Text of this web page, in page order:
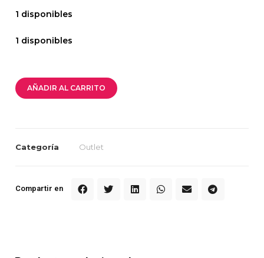
1 disponibles
1 disponibles
AÑADIR AL CARRITO
Categoría Outlet
Compartir en